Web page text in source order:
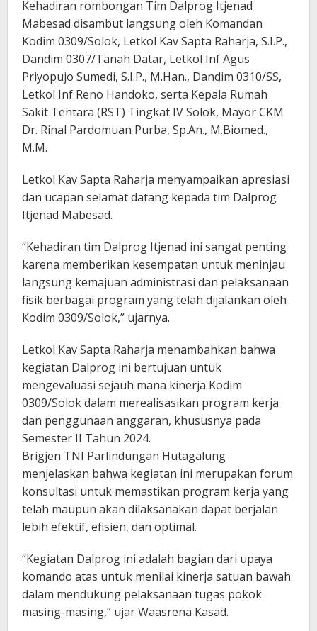
Kehadiran rombongan Tim Dalprog Itjenad
Mabesad disambut langsung oleh Komandan
Kodim 0309/Solok, Letkol Kav Sapta Raharja, S.I.P.,
Dandim 0307/Tanah Datar, Letkol Inf Agus
Priyopujo Sumedi, S.I.P., M.Han., Dandim 0310/SS,
Letkol Inf Reno Handoko, serta Kepala Rumah
Sakit Tentara (RST) Tingkat IV Solok, Mayor CKM
Dr. Rinal Pardomuan Purba, Sp.An., M.Biomed.,
M.M.
Letkol Kav Sapta Raharja menyampaikan apresiasi
dan ucapan selamat datang kepada tim Dalprog
Itjenad Mabesad.
“Kehadiran tim Dalprog Itjenad ini sangat penting
karena memberikan kesempatan untuk meninjau
langsung kemajuan administrasi dan pelaksanaan
fisik berbagai program yang telah dijalankan oleh
Kodim 0309/Solok,” ujarnya.
Letkol Kav Sapta Raharja menambahkan bahwa
kegiatan Dalprog ini bertujuan untuk
mengevaluasi sejauh mana kinerja Kodim
0309/Solok dalam merealisasikan program kerja
dan penggunaan anggaran, khususnya pada
Semester II Tahun 2024.
Brigjen TNI Parlindungan Hutagalung
menjelaskan bahwa kegiatan ini merupakan forum
konsultasi untuk memastikan program kerja yang
telah maupun akan dilaksanakan dapat berjalan
lebih efektif, efisien, dan optimal.
“Kegiatan Dalprog ini adalah bagian dari upaya
komando atas untuk menilai kinerja satuan bawah
dalam mendukung pelaksanaan tugas pokok
masing-masing,” ujar Waasrena Kasad.